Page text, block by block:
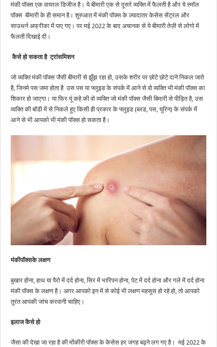
है
संक्रमण,
ऐसे
करे
बचाव
मंकी पॉक्स एक वायरल डिजीज है। ये बीमारी एक से दूसरे व्यक्ति में फैलती है और ये स्मॉल
पॉक्स बीमारी के ही समान है। शुरुआत में मंकी पॉक्स के ज़्यादातर केसेस सेंट्रल और
साउथर्न अफ्रीका में पाए गए। पर मई 2022 के बाद अचानक से ये बीमारी तेज़ी से लोगो में
फैलती दिखाई दी।
कैसे हो सकता है ट्रांसमिशन
जो व्यक्ति मंकी पॉक्स जैसी बीमारी से झूँझ रहा हो, उसके शरीर पर छोटे छोटे दाने निकल जाते
है, जिनमे पस जमा होता है उस पस या फ्लूइड के संपर्क में आने से वो व्यक्ति भी मंकी पॉक्स का
शिकार हो जाएगा। या फिर यूं कहे की वो व्यक्ति जो मंकी पॉक्स जैसी बिमारी से पीड़ित है, उस
व्यक्ति की बॉडी में से निकले हुए किसी ही प्रकार के फ्लूइड (ब्लड, पस, यूरिन) के संपर्क में
आने से भी आपको भी मंकी पॉक्स हो सकता है।
मंकीपॉक्सके लक्षण
बुखार होना, हाथ या पैरो में दर्द होना, सिर में भारिपन होना, पेट में दर्द होना और गले में दर्द होना
मंकी पॉक्स के लक्षण है। अगर आपको इन में से कोई भी लक्षण महसूस हो रहे हो, तो आपको
तुरंत आपकी जांच करवानी चाहिए।
इलाज कैसे हो
जैसा की देखा जा रहा है की मोंकीरी पॉक्स के केसेस हर जगह बढ़ने लग गए है। मई 2022 के